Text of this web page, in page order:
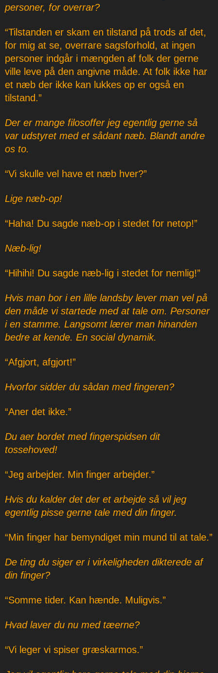
personer, for overrar?
“Tilstanden er skam en tilstand på trods af det,
for mig at se, overrare sagsforhold, at ingen
personer indgår i mængden af folk der gerne
ville leve på den angivne måde. At folk ikke har
et næb der ikke kan lukkes op er også en
tilstand.”
Der er mange filosoffer jeg egentlig gerne så
var udstyret med et sådant næb. Blandt andre
os to.
“Vi skulle vel have et næb hver?”
Lige næb-op!
“Haha! Du sagde næb-op i stedet for netop!”
Næb-lig!
“Hihihi! Du sagde næb-lig i stedet for nemlig!”
Hvis man bor i en lille landsby lever man vel på
den måde vi startede med at tale om. Personer
i en stamme. Langsomt lærer man hinanden
bedre at kende. En social dynamik.
“Afgjort, afgjort!”
Hvorfor sidder du sådan med fingeren?
“Aner det ikke.”
Du aer bordet med fingerspidsen dit
tossehoved!
“Jeg arbejder. Min finger arbejder.”
Hvis du kalder det der et arbejde så vil jeg
egentlig pisse gerne tale med din finger.
“Min finger har bemyndiget min mund til at tale.”
De ting du siger er i virkeligheden dikterede af
din finger?
“Somme tider. Kan hænde. Muligvis.”
Hvad laver du nu med tæerne?
“Vi leger vi spiser græskarmos.”